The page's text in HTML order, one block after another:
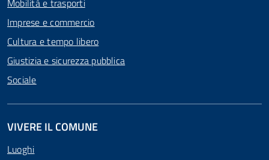
Imprese e commercio
Cultura e tempo libero
Giustizia e sicurezza pubblica
Sociale
VIVERE IL COMUNE
Luoghi